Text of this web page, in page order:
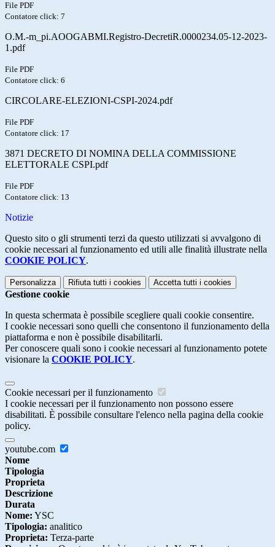
File PDF
Contatore click: 7
O.M.-m_pi.AOOGABMI.Registro-DecretiR.0000234.05-12-2023-
1.pdf
File PDF
Contatore click: 6
CIRCOLARE-ELEZIONI-CSPI-2024.pdf
File PDF
Contatore click: 17
3871 DECRETO DI NOMINA DELLA COMMISSIONE
ELETTORALE CSPI.pdf
File PDF
Contatore click: 13
Notizie
Questo sito o gli strumenti terzi da questo utilizzati si avvalgono di
cookie necessari al funzionamento ed utili alle finalità illustrate nella
COOKIE POLICY.
Personalizza Rifiuta tutti i cookies Accetta tutti i cookies
Gestione cookie
In questa schermata è possibile scegliere quali cookie consentire.
I cookie necessari sono quelli che consentono il funzionamento della
piattaforma e non è possibile disabilitarli.
Per conoscere quali sono i cookie necessari al funzionamento potete
visionare la COOKIE POLICY.
Cookie necessari per il funzionamento
I cookie necessari per il funzionamento non possono essere
disabilitati. È possibile consultare l'elenco nella pagina della cookie
policy.
youtube.com
Nome
Tipologia
Proprieta
Descrizione
Durata
Nome: YSC
Tipologia: analitico
Proprieta: Terza-parte